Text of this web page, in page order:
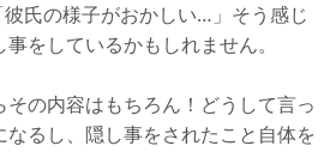
氏の様子がおかしい…」そう感じ
をしているかもしれません。
の内容はもちろん！どうして言っ
るし、隠し事をされたこと自体を